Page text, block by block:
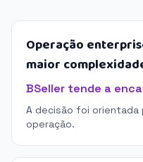
Operação
maior
BSeller tende a
A decisão foi orientada
operação.